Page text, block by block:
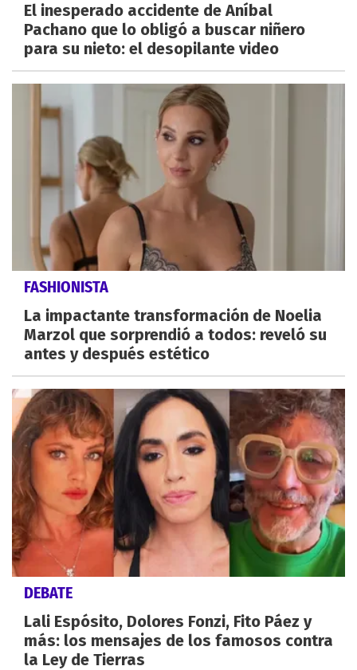
El inesperado accidente de Aníbal
Pachano que lo obligó a buscar niñero
para su nieto: el desopilante video
FASHIONISTA
La impactante transformación de Noelia
Marzol que sorprendió a todos: reveló su
antes y después estético
DEBATE
Lali Espósito, Dolores Fonzi, Fito Páez y
más: los mensajes de los famosos contra
la Ley de Tierras